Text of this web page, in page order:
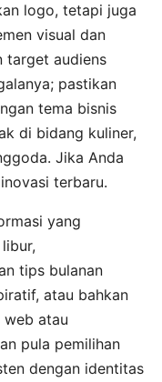
logo, tetapi juga
visual dan
target audiens
pastikan
tema bisnis
di bidang kuliner,
Jika Anda
terbaru.
yang
tips bulanan
atau bahkan
web atau
pula pemilihan
dengan identitas